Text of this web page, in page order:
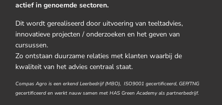
actief in genoemde sectoren.
Dit wordt gerealiseerd door uitvoering van teeltadvies,
innovatieve projecten / onderzoeken en het geven van
cursussen.
Zo ontstaan duurzame relaties met klanten waarbij de
kwaliteit van het advies centraal staat.
Compas Agro is een erkend Leerbedrijf (MBO), ISO9001 gecertificeerd, GEP/TNG
gecertificeerd en werkt nauw samen met HAS Green Academy als partnerbedrijf.